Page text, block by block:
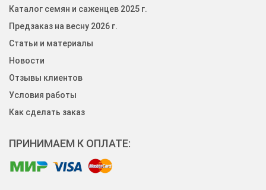
Каталог семян и саженцев 2025 г.
Предзаказ на весну 2026 г.
Статьи и материалы
Новости
Отзывы клиентов
Условия работы
Как сделать заказ
ПРИНИМАЕМ К ОПЛАТЕ: